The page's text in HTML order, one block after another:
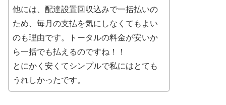
他には、配達設置回収込みで一括払いの
ため、毎月の支払を気にしなくてもよい
のも理由です。トータルの料金が安いか
ら一括でも払えるのですね！！
とにかく安くてシンプルで私にはとても
うれしかったです。